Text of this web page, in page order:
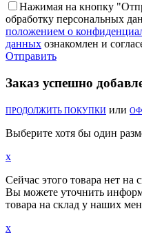
Нажимая на кнопку
обработку персональных
положением о
данных ознакомлен и
Отправить
Заказ успешно
ПРОДОЛЖИТЬ ПОКУПКИ или
Выберите хотя бы один
x
Сейчас этого товара нет на
Вы можете уточнить
товара на склад у наших
x